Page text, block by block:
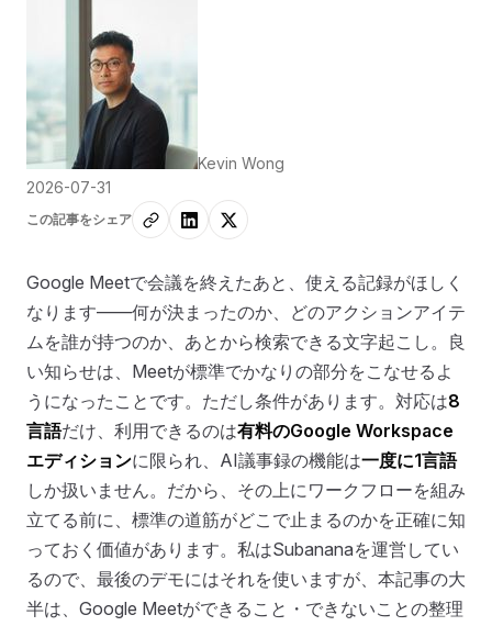
Kevin Wong
2026-07-31
この記事をシェア
Google Meetで会議を終えたあと、使える記録がほしく
なります——何が決まったのか、どのアクションアイテ
ムを誰が持つのか、あとから検索できる文字起こし。良
い知らせは、Meetが標準でかなりの部分をこなせるよ
うになったことです。ただし条件があります。対応は8
言語だけ、利用できるのは有料のGoogle Workspace
エディションに限られ、AI議事録の機能は一度に1言語
しか扱いません。だから、その上にワークフローを組み
立てる前に、標準の道筋がどこで止まるのかを正確に知
っておく価値があります。私はSubananaを運営してい
るので、最後のデモにはそれを使いますが、本記事の大
半は、Google Meetができること・できないことの整理